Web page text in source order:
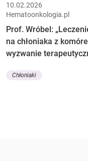
10.02.2026
Hematoonkologia.pl
Prof. Wróbel:
na chłoniaka z
wyzwanie
Chłoniaki